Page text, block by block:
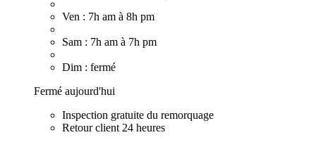
Ven : 7h am à 8h pm
Sam : 7h am à 7h pm
Dim : fermé
Fermé aujourd'hui
Inspection gratuite du remorquage
Retour client 24 heures